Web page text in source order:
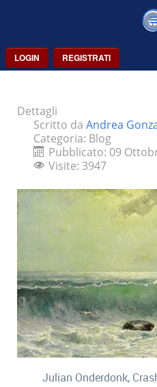
LOGIN REGISTRATI
Dettagli
Scritto da Andrea
Categoria: Blog
Pubblicato: 09
Visite: 3947
Julian Onderdonk,